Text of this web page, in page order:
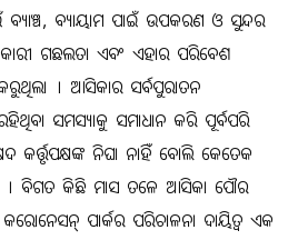
ବ୍ୟାୟାମ ପାଇଁ ଉପକରଣ ଓ ସୁନ୍ଦର
ଗଛଲତା ଏବଂ ଏହାର ପରିବେଶ
। ଆସିକାର ସର୍ବପୁରାତନ
ସମସ୍ୟାକୁ ସମାଧାନ କରି ପୂର୍ବପରି
ନିଘା ନାହିଁ ବୋଲି କେତେକ
। ବିଗତ କିଛି ମାସ ତଳେ ଆସିକା ପୌର
ପାର୍କର ପରିଚାଳନା ଦାୟିତ୍ୱ ଏକ